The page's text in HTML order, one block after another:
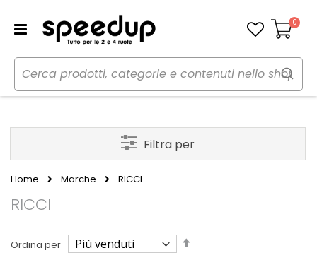
Carrello
0
Home Marche RICCI
RICCI
Ordina per
Imposta
Filtra per